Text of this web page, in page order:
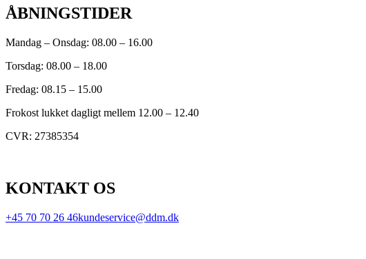
ÅBNINGSTIDER
Mandag – Onsdag: 08.00 – 16.00
Torsdag: 08.00 – 18.00
Fredag: 08.15 – 15.00
Frokost lukket dagligt mellem 12.00 – 12.40
CVR: 27385354
KONTAKT OS
+45 70 70 26 46kundeservice@ddm.dk